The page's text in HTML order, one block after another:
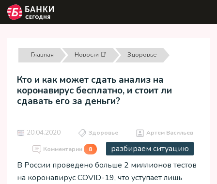
Главная Новости 📑 Здоровье
Кто и как может сдать анализ на
коронавирус бесплатно, и стоит ли
сдавать его за деньги?
20.04.2020 Здоровье Артём Васильев
Комментарии 8
разбираем ситуацию
В России проведено больше 2 миллионов тестов
на коронавирус COVID-19, что уступает лишь